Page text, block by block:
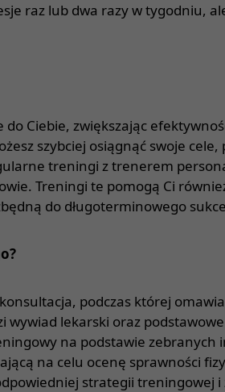
raz lub dwa razy w tygodniu,
Ciebie, zwiększając
szybciej osiągnąć swoje cele,
treningi z trenerem
Treningi te pomogą Ci
do długoterminowego
podczas której
wywiad lekarski oraz
na podstawie zebranych
na celu ocenę sprawności
strategii treningowej i